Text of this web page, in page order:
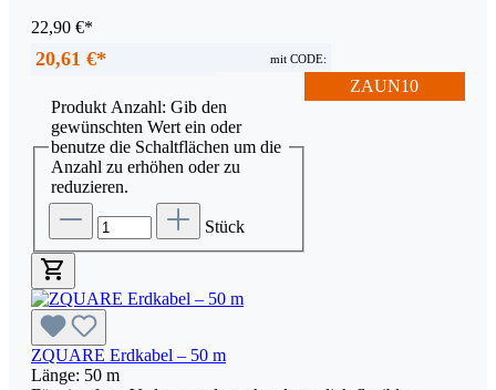
22,90 €*
20,61 €* mit CODE:
ZAUN10
Produkt Anzahl: Gib den
gewünschten Wert ein oder
benutze die Schaltflächen um die
Anzahl zu erhöhen oder zu
reduzieren.
Stück
ZQUARE Erdkabel – 50 m
Länge: 50 m